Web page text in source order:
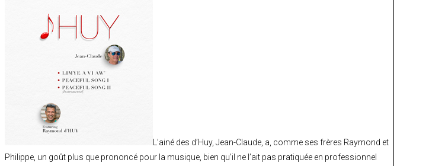
L’ainé des d’Huy, Jean-Claude, a, comme ses frères Raymond et
Philippe, un goût plus que prononcé pour la musique, bien qu’il ne l’ait pas pratiquée en professionnel